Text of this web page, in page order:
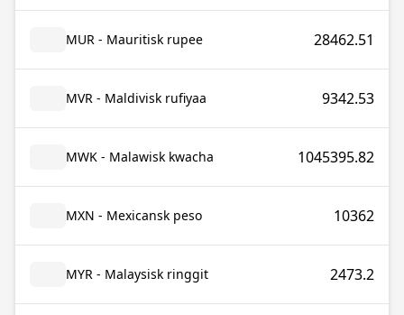
MUR - Mauritisk rupee 28462.51
MVR - Maldivisk rufiyaa 9342.53
MWK - Malawisk kwacha 1045395.82
MXN - Mexicansk peso 10362
MYR - Malaysisk ringgit 2473.2